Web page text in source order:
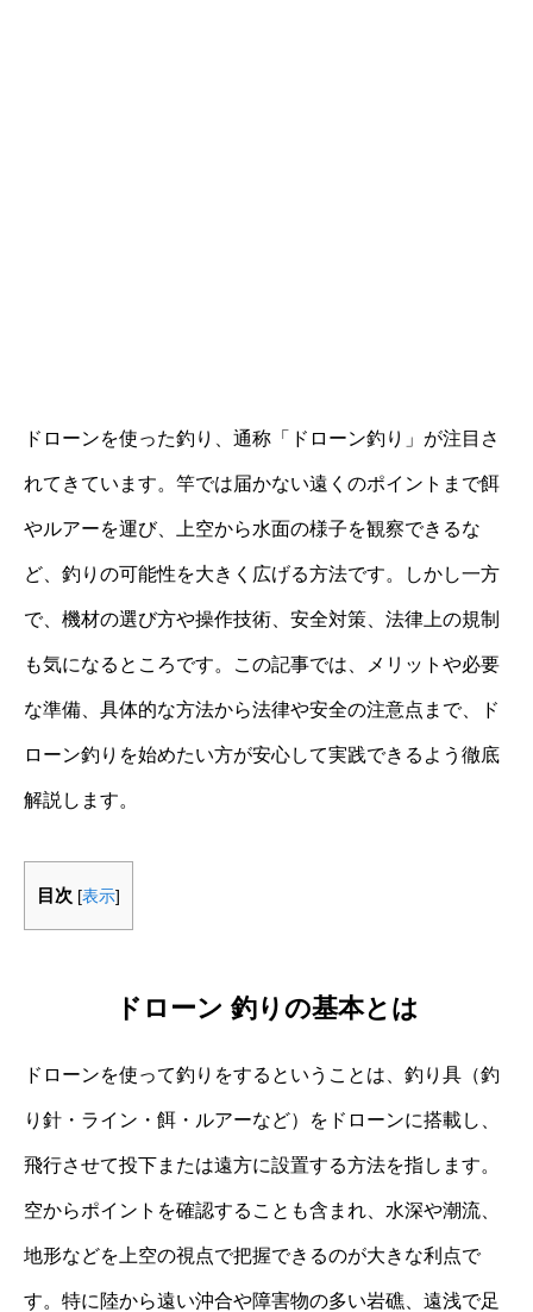
ドローンを使った釣り、通称「ドローン釣り」が注目さ
れてきています。竿では届かない遠くのポイントまで餌
やルアーを運び、上空から水面の様子を観察できるな
ど、釣りの可能性を大きく広げる方法です。しかし一方
で、機材の選び方や操作技術、安全対策、法律上の規制
も気になるところです。この記事では、メリットや必要
な準備、具体的な方法から法律や安全の注意点まで、ド
ローン釣りを始めたい方が安心して実践できるよう徹底
解説します。
目次 [表示]
ドローン 釣りの基本とは
ドローンを使って釣りをするということは、釣り具（釣
り針・ライン・餌・ルアーなど）をドローンに搭載し、
飛行させて投下または遠方に設置する方法を指します。
空からポイントを確認することも含まれ、水深や潮流、
地形などを上空の視点で把握できるのが大きな利点で
す。特に陸から遠い沖合や障害物の多い岩礁、遠浅で足